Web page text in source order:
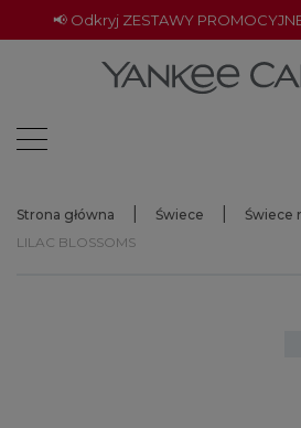
📢 Odkryj ZESTAWY
Strona główna Świece
Świece
LILAC BLOSSOMS